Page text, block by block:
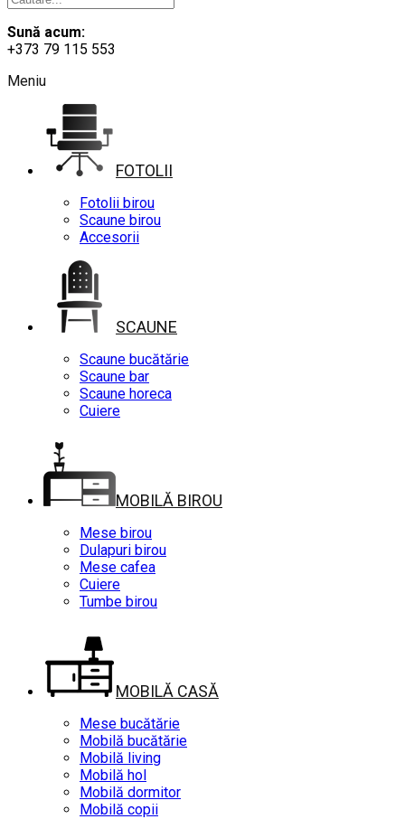
Sună acum:
+373 79 115 553
Meniu
FOTOLII
Fotolii birou
Scaune birou
Accesorii
SCAUNE
Scaune bucătărie
Scaune bar
Scaune horeca
Cuiere
MOBILĂ BIROU
Mese birou
Dulapuri birou
Mese cafea
Cuiere
Tumbe birou
MOBILĂ CASĂ
Mese bucătărie
Mobilă bucătărie
Mobilă living
Mobilă hol
Mobilă dormitor
Mobilă copii